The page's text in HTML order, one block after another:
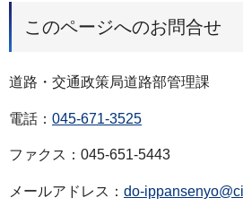
このページへのお問合せ
道路・交通政策局道路部管理課
電話： 045-671-3525
ファクス：045-651-5443
メールアドレス： do-